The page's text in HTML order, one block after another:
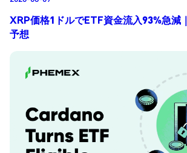
XRP価格1ドルでETF資金流入93%急減
予想